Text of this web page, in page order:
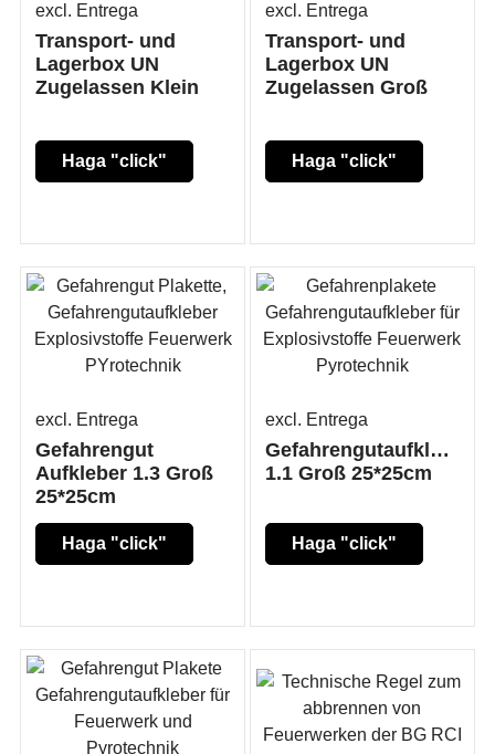
excl. Entrega
Transport- und
Lagerbox UN
Zugelassen Klein
Haga "click"
excl. Entrega
Transport- und
Lagerbox UN
Zugelassen Groß
Haga "click"
excl. Entrega
Gefahrengut
Aufkleber 1.3 Groß
25*25cm
Haga "click"
excl. Entrega
Gefahrengutaufkleber
1.1 Groß 25*25cm
Haga "click"